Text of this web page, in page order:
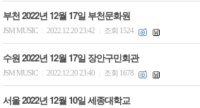
부천 2022년 12월 17일 부천문화원
JSM MUSIC 2022.12.20 23:42 조회 1524
수원 2022년 12월 17일 장안구민회관
JSM MUSIC 2022.12.20 23:40 조회 1678
서울 2022년 12월 10일 세종대학교